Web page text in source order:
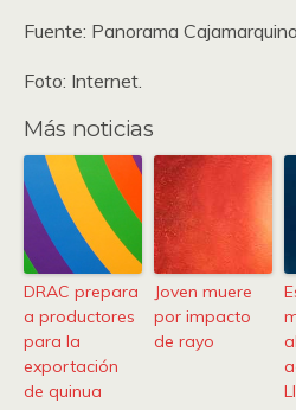
Fuente: Panorama Cajamarquino
Foto: Internet.
Más noticias
DRAC prepara
a productores
para la
exportación
de quinua
Joven muere
por impacto
de rayo